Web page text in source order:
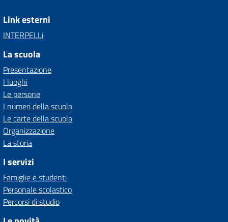
Link esterni
INTERPELLi
La scuola
Presentazione
I luoghi
Le persone
I numeri della scuola
Le carte della scuola
Organizzazione
La storia
I servizi
Famiglie e studenti
Personale scolastico
Percorsi di studio